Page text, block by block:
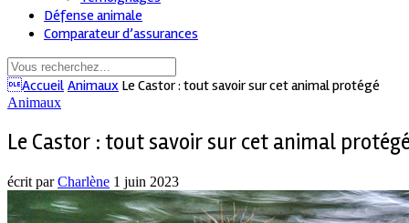
Défense animale
Comparateur d’assurances
Accueil Animaux Le Castor : tout savoir sur cet animal protégé
Animaux
Le Castor : tout savoir sur cet animal
écrit parCharlène 1 juin 2023